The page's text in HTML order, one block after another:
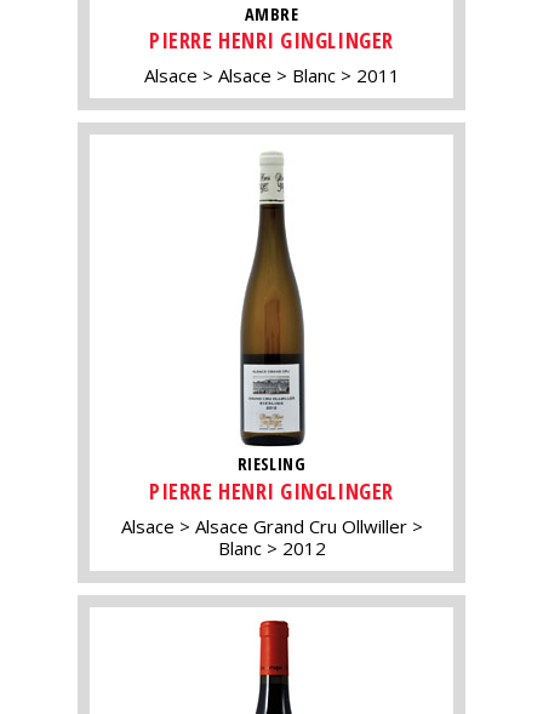
AMBRE
PIERRE HENRI GINGLINGER
Alsace Alsace Blanc 2011
RIESLING
PIERRE HENRI GINGLINGER
Alsace
Alsace Grand Cru Ollwiller
Blanc
2012